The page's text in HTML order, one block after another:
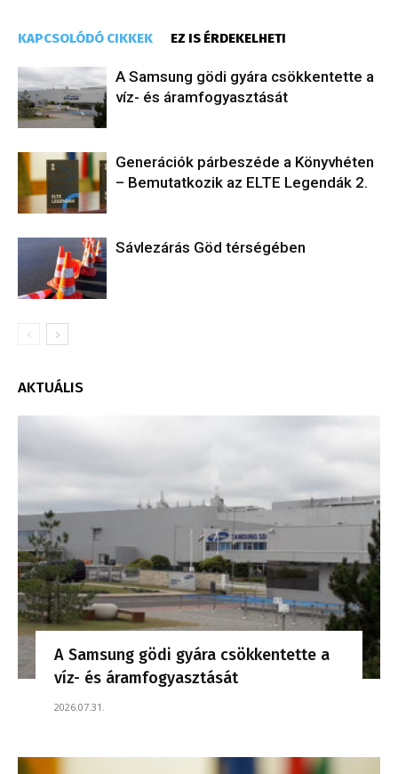
KAPCSOLÓDÓ CIKKEK EZ IS ÉRDEKELHETI
A Samsung gödi gyára csökkentette a
víz- és áramfogyasztását
Generációk párbeszéde a Könyvhéten
– Bemutatkozik az ELTE Legendák 2.
Sávlezárás Göd térségében
AKTUÁLIS
A Samsung gödi gyára csökkentette a
víz- és áramfogyasztását
2026.07.31.